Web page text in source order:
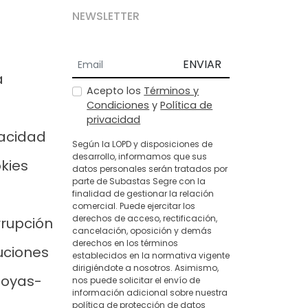
NEWSLETTER
ENVIAR
Acepto los Términos y
Condiciones yPolítica de
privacidad
Según la LOPD y disposiciones de
desarrollo, informamos que sus
datos personales serán tratados por
parte de Subastas Segre con la
finalidad de gestionar la relación
comercial. Puede ejercitar los
derechos de acceso, rectificación,
cancelación, oposición y demás
derechos en los términos
establecidos en la normativa vigente
dirigiéndote a nosotros. Asimismo,
nos puede solicitar el envío de
información adicional sobre nuestra
política de protección de datos